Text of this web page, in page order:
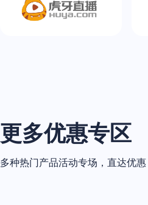
更多优惠专区
多种热门产品活动专场，直达优惠